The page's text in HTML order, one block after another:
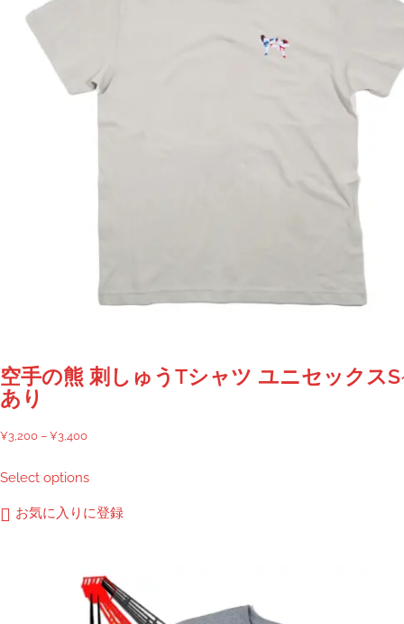
空手の熊 刺しゅうTシャツ ユニセックス
あり
¥3,200 – ¥3,400価
帯:
–
Select optionsの
商
は
複
数
お気に入りに登録